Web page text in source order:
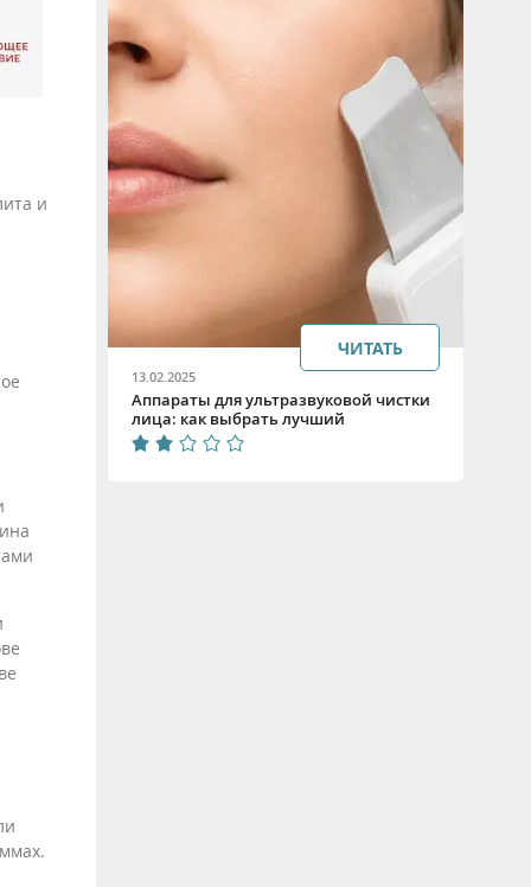
и
13.02.2025
Аппараты для ультразвуковой чистки
лица: как выбрать лучший
ЧИТАТЬ